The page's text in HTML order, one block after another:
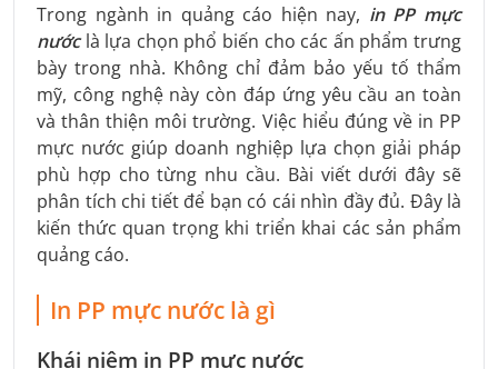
Trong ngành in quảng cáo hiện nay, in PP mực
nướclà lựa chọn phổ biến cho các ấn phẩm trưng
bày trong nhà. Không chỉ đảm bảo yếu tố thẩm
mỹ, công nghệ này còn đáp ứng yêu cầu an toàn
và thân thiện môi trường. Việc hiểu đúng về in PP
mực nước giúp doanh nghiệp lựa chọn giải pháp
phù hợp cho từng nhu cầu. Bài viết dưới đây sẽ
phân tích chi tiết để bạn có cái nhìn đầy đủ. Đây là
kiến thức quan trọng khi triển khai các sản phẩm
quảng cáo.
In PP mực nước là gì
Khái niệm in PP mực nước